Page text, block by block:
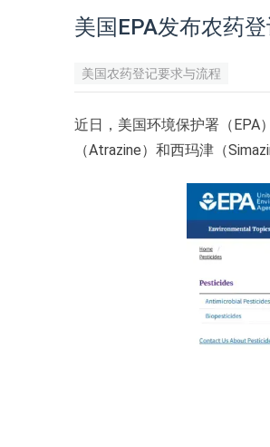
美国EPA发布农药
美国农药登记要求与流程
近日，美国环境保护署（
（Atrazine）和西玛津（